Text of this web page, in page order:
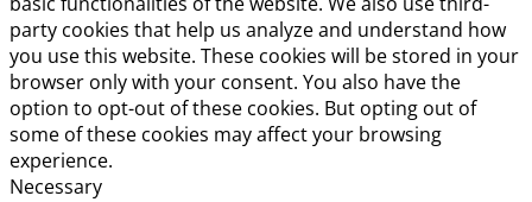
party cookies that help us analyze and understand how
you use this website. These cookies will be stored in your
browser only with your consent. You also have the
option to opt-out of these cookies. But opting out of
some of these cookies may affect your browsing
experience.
Necessary